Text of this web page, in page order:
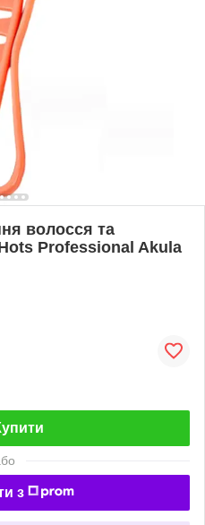
волосся та
Professional Akula
з